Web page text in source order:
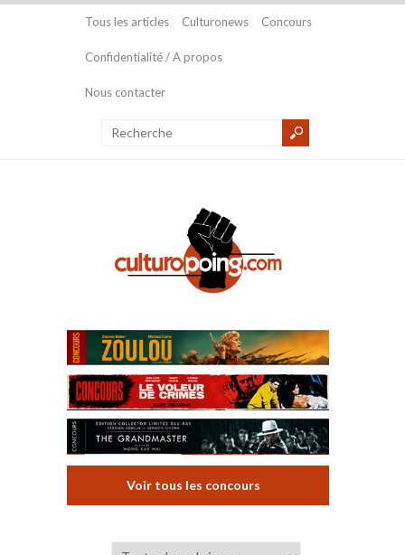
Tous les articles Culturonews Concours
Confidentialité / A propos
Nous contacter
Voir tous les concours